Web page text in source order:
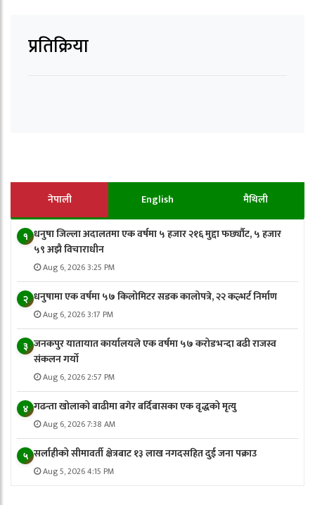
प्रतिक्रिया
नेपाली English मैथिली
१ धनुषा जिल्ला अदालतमा एक वर्षमा ५ हजार २१६ मुद्दा फर्छ्यौट, ५ हजार
५९ अझै विचाराधीन
Aug 6, 2026 3:25 PM
२ धनुषामा एक वर्षमा ५७ किलोमिटर सडक कालोपत्रे, २२ कल्भर्ट निर्माण
Aug 6, 2026 3:17 PM
३ जनकपुर यातायात कार्यालयले एक वर्षमा ५७ करोडभन्दा बढी राजस्व
संकलन गर्याे
Aug 6, 2026 2:57 PM
४ गढन्ता खोलाको बाढीमा बगेर बर्दिबासका एक वृद्धको मृत्यु
Aug 6, 2026 7:38 AM
५ सर्लाहीको सीमावर्ती क्षेत्रबाट १३ लाख नगदसहित दुई जना पक्राउ
Aug 5, 2026 4:15 PM